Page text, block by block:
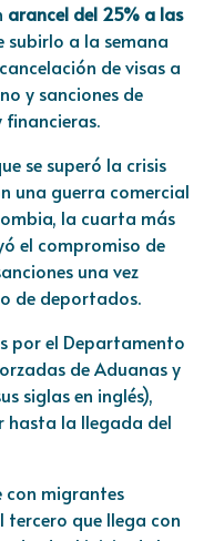
arancel del 25% a las
subirlo a la semana
de visas a
y sanciones de
financieras.
se superó la crisis
una guerra comercial
la cuarta más
el compromiso de
una vez
de deportados.
por el Departamento
de Aduanas y
siglas en inglés),
hasta la llegada del
con migrantes
tercero que llega con